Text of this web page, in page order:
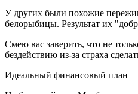
У других были похожие
белорыбицы. Результат их
Смею вас заверить, что не
бездействию из-за страха
Идеальный финансовый план